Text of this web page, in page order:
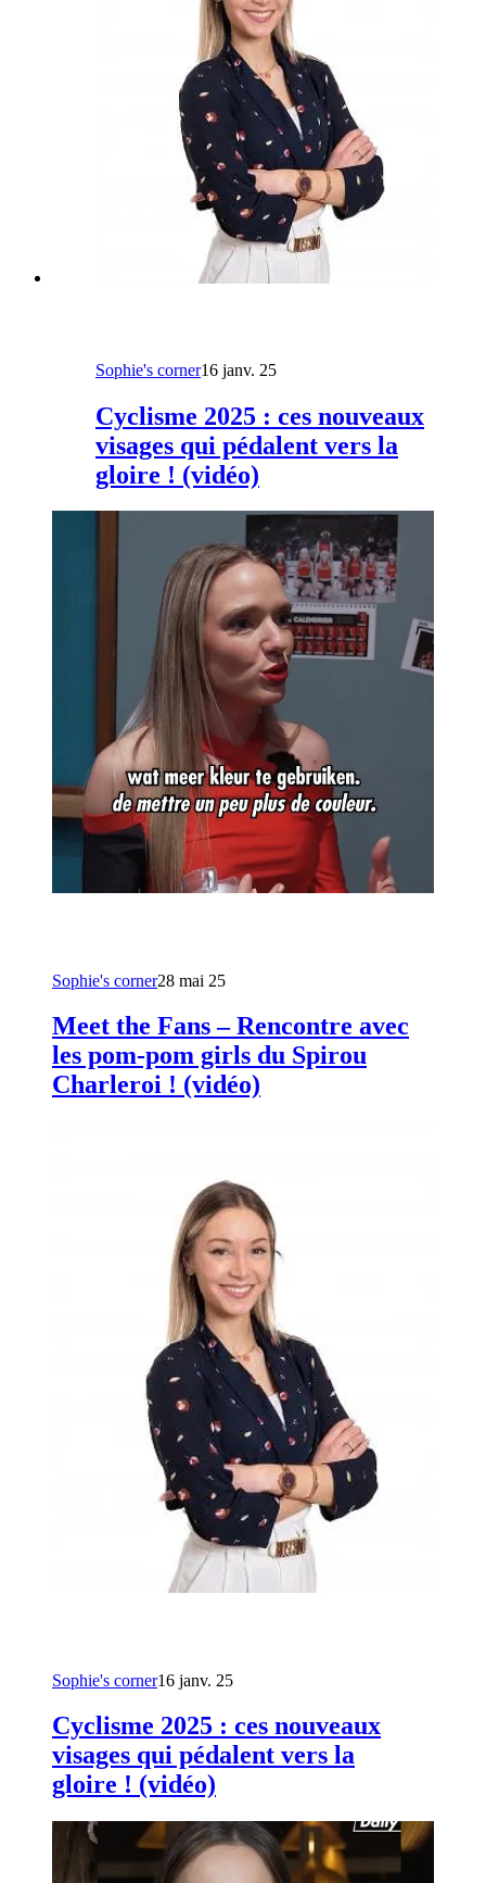
Sophie's corner16 janv. 25
Cyclisme 2025 : ces nouveaux
visages qui pédalent vers la
gloire ! (vidéo)
Sophie's corner28 mai 25
Meet the Fans – Rencontre avec
les pom-pom girls du Spirou
Charleroi ! (vidéo)
Sophie's corner16 janv. 25
Cyclisme 2025 : ces nouveaux
visages qui pédalent vers la
gloire ! (vidéo)